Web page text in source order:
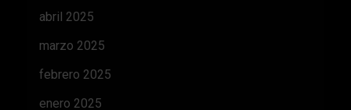
abril 2025
marzo 2025
febrero 2025
enero 2025